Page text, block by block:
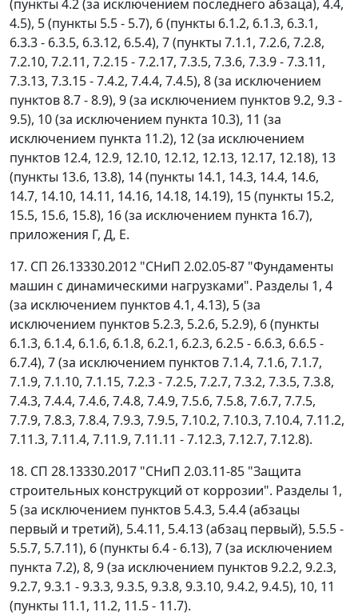
(пункты 4.2 (за исключением последнего абзаца), 4.4,
4.5), 5 (пункты 5.5 - 5.7), 6 (пункты 6.1.2, 6.1.3, 6.3.1,
6.3.3 - 6.3.5, 6.3.12, 6.5.4), 7 (пункты 7.1.1, 7.2.6, 7.2.8,
7.2.10, 7.2.11, 7.2.15 - 7.2.17, 7.3.5, 7.3.6, 7.3.9 - 7.3.11,
7.3.13, 7.3.15 - 7.4.2, 7.4.4, 7.4.5), 8 (за исключением
пунктов 8.7 - 8.9), 9 (за исключением пунктов 9.2, 9.3 -
9.5), 10 (за исключением пункта 10.3), 11 (за
исключением пункта 11.2), 12 (за исключением
пунктов 12.4, 12.9, 12.10, 12.12, 12.13, 12.17, 12.18), 13
(пункты 13.6, 13.8), 14 (пункты 14.1, 14.3, 14.4, 14.6,
14.7, 14.10, 14.11, 14.16, 14.18, 14.19), 15 (пункты 15.2,
15.5, 15.6, 15.8), 16 (за исключением пункта 16.7),
приложения Г, Д, Е.
17. СП 26.13330.2012 "СНиП 2.02.05-87 "Фундаменты
машин с динамическими нагрузками". Разделы 1, 4
(за исключением пунктов 4.1, 4.13), 5 (за
исключением пунктов 5.2.3, 5.2.6, 5.2.9), 6 (пункты
6.1.3, 6.1.4, 6.1.6, 6.1.8, 6.2.1, 6.2.3, 6.2.5 - 6.6.3, 6.6.5 -
6.7.4), 7 (за исключением пунктов 7.1.4, 7.1.6, 7.1.7,
7.1.9, 7.1.10, 7.1.15, 7.2.3 - 7.2.5, 7.2.7, 7.3.2, 7.3.5, 7.3.8,
7.4.3, 7.4.4, 7.4.6, 7.4.8, 7.4.9, 7.5.6, 7.5.8, 7.6.7, 7.7.5,
7.7.9, 7.8.3, 7.8.4, 7.9.3, 7.9.5, 7.10.2, 7.10.3, 7.10.4, 7.11.2,
7.11.3, 7.11.4, 7.11.9, 7.11.11 - 7.12.3, 7.12.7, 7.12.8).
18. СП 28.13330.2017 "СНиП 2.03.11-85 "Защита
строительных конструкций от коррозии". Разделы 1,
5 (за исключением пунктов 5.4.3, 5.4.4 (абзацы
первый и третий), 5.4.11, 5.4.13 (абзац первый), 5.5.5 -
5.5.7, 5.7.11), 6 (пункты 6.4 - 6.13), 7 (за исключением
пункта 7.2), 8, 9 (за исключением пунктов 9.2.2, 9.2.3,
9.2.7, 9.3.1 - 9.3.3, 9.3.5, 9.3.8, 9.3.10, 9.4.2, 9.4.5), 10, 11
(пункты 11.1, 11.2, 11.5 - 11.7).